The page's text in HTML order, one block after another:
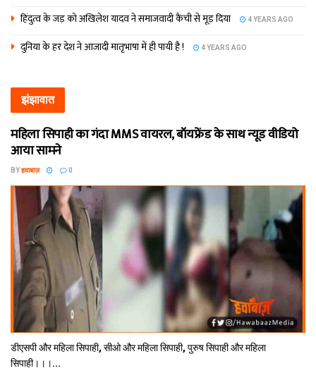
हिंदुत्व के जड़ को अखिलेश यादव ने समाजवादी कैंची से मूड़ दिया 4 YEARS AGO
दुनिया के हर देश ने आजादी मातृभाषा में ही पायी है ! 4 YEARS AGO
झंझावात
महिला सिपाही का गंदा MMS वायरल, बॉयफ्रेंड के साथ न्यूड वीडियो
आया सामने
BYहवाबाज़ 0
डीएसपी और महिला सिपाही, सीओ और महिला सिपाही, पुरुष सिपाही और महिला
सिपाही।।।...